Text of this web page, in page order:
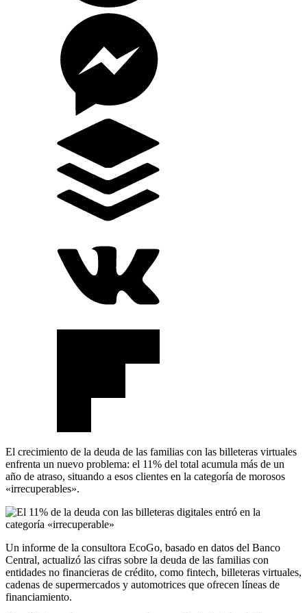
El crecimiento de la deuda de las familias con las billeteras virtuales
enfrenta un nuevo problema: el 11% del total acumula más de un
año de atraso, situando a esos clientes en la categoría de morosos
«irrecuperables».
Un informe de la consultora EcoGo, basado en datos del Banco
Central, actualizó las cifras sobre la deuda de las familias con
entidades no financieras de crédito, como fintech, billeteras virtuales,
cadenas de supermercados y automotrices que ofrecen líneas de
financiamiento.